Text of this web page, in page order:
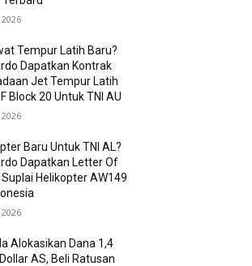
Tempur Latih Baru?
Dapatkan Kontrak
Jet Tempur Latih
Block 20 Untuk TNI AU
Baru Untuk TNI AL?
Dapatkan Letter Of
Suplai Helikopter AW149
Alokasikan Dana 1,4
AS, Beli Ratusan